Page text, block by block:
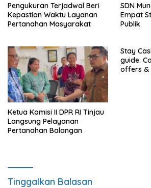
Pengukuran Terjadwal Beri
Kepastian Waktu Layanan
Pertanahan Masyarakat
SDN
Empat
Publik
Ketua Komisi II DPR RI Tinjau
Langsung Pelayanan
Pertanahan Balangan
Stay
guide:
offers &
Tinggalkan Balasan